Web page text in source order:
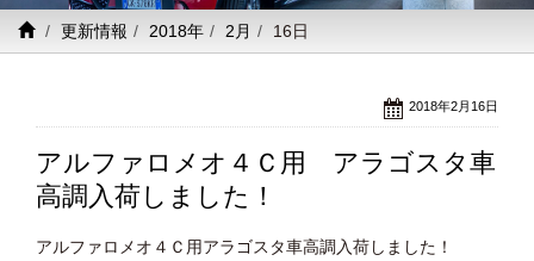
更新情報 2018年 2月 16日
2018年2月16日
アルファロメオ４Ｃ用 アラゴスタ車
高調入荷しました！
アルファロメオ４Ｃ用アラゴスタ車高調入荷しました！